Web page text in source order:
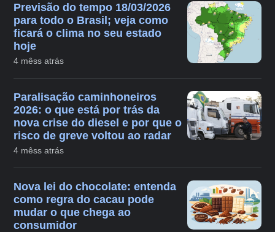
Previsão do tempo 18/03/2026
para todo o Brasil; veja como
ficará o clima no seu estado
hoje
4 mêss atrás
Paralisação caminhoneiros
2026: o que está por trás da
nova crise do diesel e por que o
risco de greve voltou ao radar
4 mêss atrás
Nova lei do chocolate: entenda
como regra do cacau pode
mudar o que chega ao
consumidor